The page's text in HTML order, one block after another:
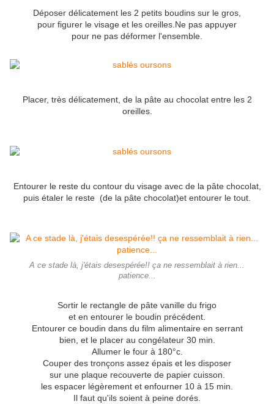
Déposer délicatement les 2 petits boudins sur le gros,
pour figurer le visage et les oreilles.Ne pas appuyer
pour ne pas déformer l'ensemble.
Placer, très délicatement, de la pâte au chocolat entre les 2
oreilles.
Entourer le reste du contour du visage avec de la pâte chocolat,
puis étaler le reste (de la pâte chocolat)et entourer le tout.
A ce stade là, j'étais desespérée!! ça ne ressemblait à rien...
patience...
Sortir le rectangle de pâte vanille du frigo
et en entourer le boudin précédent.
Entourer ce boudin dans du film alimentaire en serrant
bien, et le placer au congélateur 30 min.
Allumer le four à 180°c.
Couper des tronçons assez épais et les disposer
sur une plaque recouverte de papier cuisson.
les espacer légèrement et enfourner 10 à 15 min.
Il faut qu'ils soient à peine dorés.